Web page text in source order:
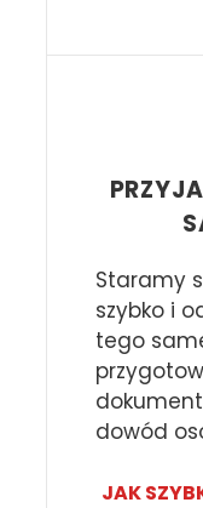
Staramy
szybko i
tego
dowód
JAK